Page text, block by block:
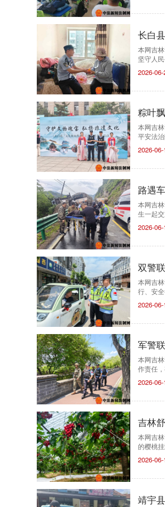
长白
本网吉
坚守人
2026-
粽叶
本网吉
平安法
2026-
路遇
本网吉
生一起
2026-
双警
本网吉
行、安
2026-
军警
本网吉
作责任
2026-
吉林
本网吉
的樱桃
2026-
靖宇